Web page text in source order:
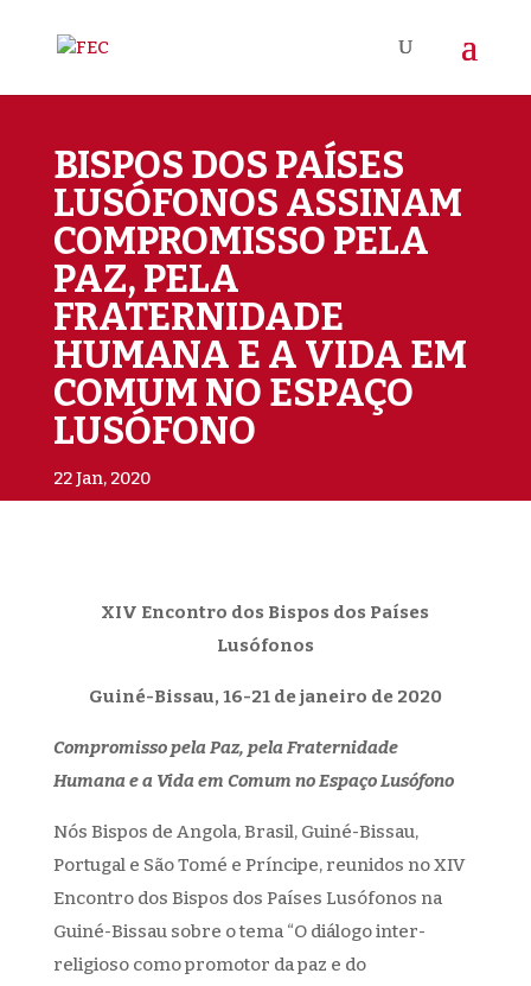
BISPOS DOS PAÍSES
LUSÓFONOS ASSINAM
COMPROMISSO PELA
PAZ, PELA
FRATERNIDADE
HUMANA E A VIDA EM
COMUM NO ESPAÇO
LUSÓFONO
22 Jan, 2020
XIV Encontro dos Bispos dos Países
Lusófonos
Guiné-Bissau, 16-21 de janeiro de 2020
Compromisso pela Paz, pela Fraternidade
Humana e a Vida em Comum no Espaço Lusófono
Nós Bispos de Angola, Brasil, Guiné-Bissau,
Portugal e São Tomé e Príncipe, reunidos no XIV
Encontro dos Bispos dos Países Lusófonos na
Guiné-Bissau sobre o tema “O diálogo inter-
religioso como promotor da paz e do